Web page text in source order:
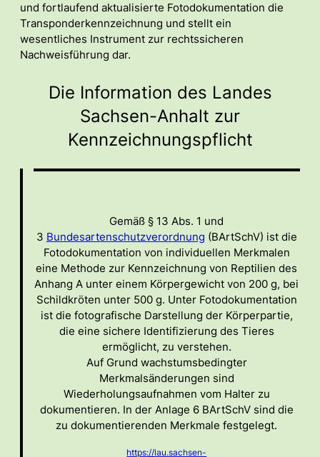
und fortlaufend aktualisierte Fotodokumentation die
Transponderkennzeichnung und stellt ein
wesentliches Instrument zur rechtssicheren
Nachweisführung dar.
Die Information des Landes
Sachsen-Anhalt zur
Kennzeichnungspflicht
Gemäß § 13 Abs. 1 und
3 Bundesartenschutzverordnung (BArtSchV) ist die
Fotodokumentation von individuellen Merkmalen
eine Methode zur Kennzeichnung von Reptilien des
Anhang A unter einem Körpergewicht von 200 g, bei
Schildkröten unter 500 g. Unter Fotodokumentation
ist die fotografische Darstellung der Körperpartie,
die eine sichere Identifizierung des Tieres
ermöglicht, zu verstehen.
Auf Grund wachstumsbedingter
Merkmalsänderungen sind
Wiederholungsaufnahmen vom Halter zu
dokumentieren. In der Anlage 6 BArtSchV sind die
zu dokumentierenden Merkmale festgelegt.
https://lau.sachsen-